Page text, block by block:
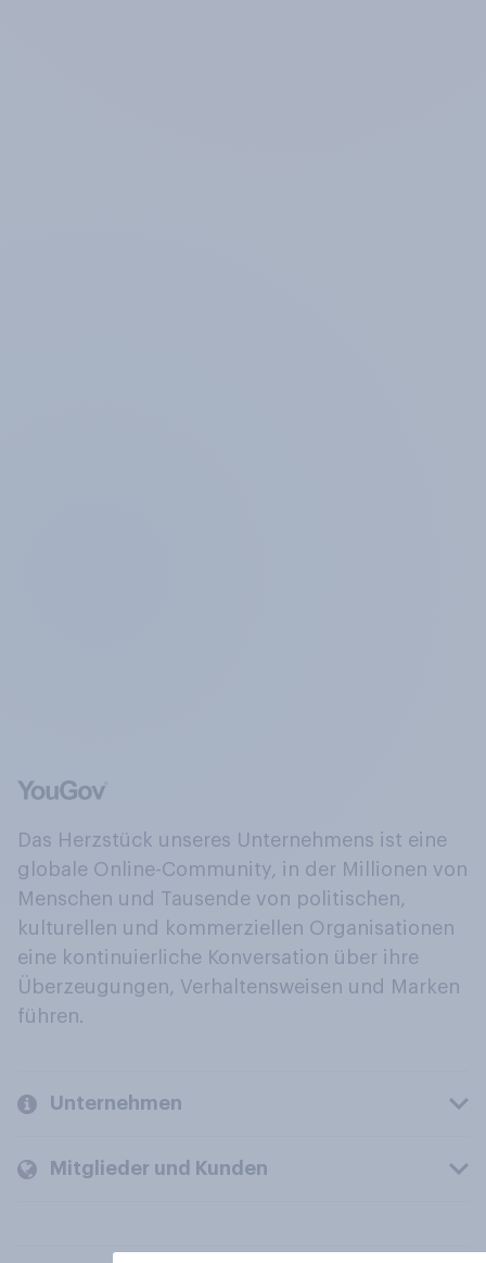
Das Herzstück unseres Unternehmens ist eine
globale Online-Community, in der Millionen von
Menschen und Tausende von politischen,
kulturellen und kommerziellen Organisationen
eine kontinuierliche Konversation über ihre
Überzeugungen, Verhaltensweisen und Marken
führen.
Unternehmen
Mitglieder und Kunden